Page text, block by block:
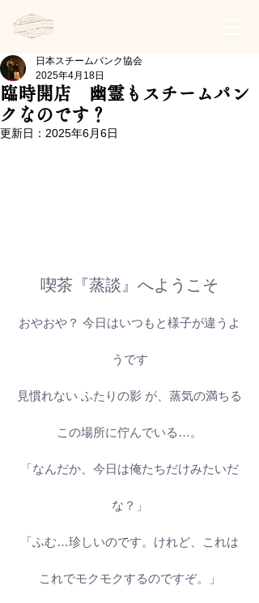
臨時開店 幽霊もスチームパン
クなのです？
日本スチームパンク協会
2025年4月18日
更新日： 2025年6月6日
喫茶『蒸談』へようこそ
おやおや？ 今日はいつもと様子が違うよ
うです
見慣れない ふたりの影 が、蒸気の満ちる
この場所に佇んでいる…。
「なんだか、今日は俺たちだけみたいだ
な？」
「ふむ…珍しいのです。けれど、これは
これでモクモクするのですぞ。」